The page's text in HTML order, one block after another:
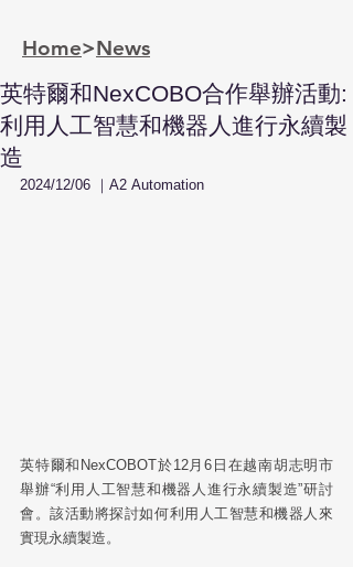
Home>News
英特爾和NexCOBO合作舉辦活動:
利用人工智慧和機器人進行永續製
造
2024/12/06 ｜ A2 Automation
英特爾和NexCOBOT於12月6日在越南胡志明市
舉辦“利用人工智慧和機器人進行永續製造”研討
會。該活動將探討如何利用人工智慧和機器人來
實現永續製造。